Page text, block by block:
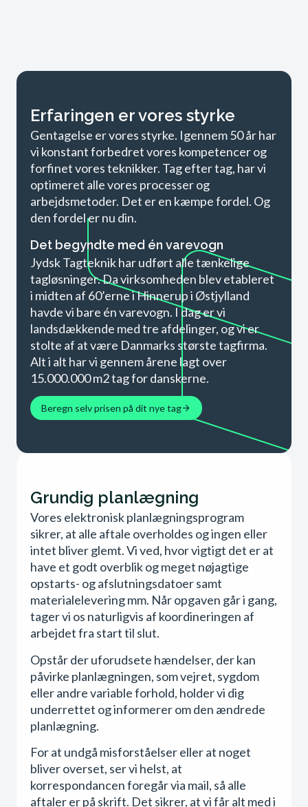
Erfaringen er vores styrke
Gentagelse er vores styrke. Igennem 50 år har
vi konstant forbedret vores kompetencer og
forfinet vores teknikker. Tag efter tag, har vi
optimeret alle vores processer og
arbejdsmetoder. Det er en kæmpe fordel. Og
den fordel er nu din.
Det begyndte med én varevogn​
Jydsk Tagteknik har udført alle tænkelige
tagløsninger. Da virksomheden blev etableret
i midten af 60’erne i Hinnerup i Østjylland
havde vi bare én varevogn. I dag er vi
landsdækkende med tre afdelinger, og vi er
stolte af at være Danmarks største tagfirma.
Alt i alt har vi gennem årene lagt over
15.000.000 m2 tag for danskerne.
Beregn selv prisen på dit nye tag
Grundig planlægning
Vores elektronisk planlægningsprogram
sikrer, at alle aftale overholdes og ingen eller
intet bliver glemt. Vi ved, hvor vigtigt det er at
have et godt overblik og meget nøjagtige
opstarts- og afslutningsdatoer samt
materialelevering mm. Når opgaven går i gang,
tager vi os naturligvis af koordineringen af
arbejdet fra start til slut.
Opstår der uforudsete hændelser, der kan
påvirke planlægningen, som vejret, sygdom
eller andre variable forhold, holder vi dig
underrettet og informerer om den ændrede
planlægning.
For at undgå misforståelser eller at noget
bliver overset, ser vi helst, at
korrespondancen foregår via mail, så alle
aftaler er på skrift. Det sikrer, at vi får alt med i